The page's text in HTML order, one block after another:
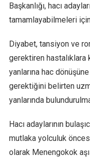
Başkanlığı, hacı
tamamlayabilmeleri
Diyabet, tansiyon ve
gerektiren hastalıklara
yanlarına hac
gerektiğini belirten
yanlarında
Hacı adaylarının
mutlaka yolculuk
olarak Menengokok